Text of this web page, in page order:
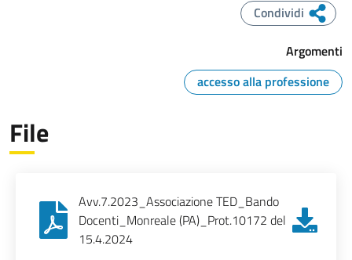
Condividi
Argomenti
accesso alla professione
File
Avv.7.2023_Associazione TED_Bando
Docenti_Monreale (PA)_Prot.10172 del
15.4.2024